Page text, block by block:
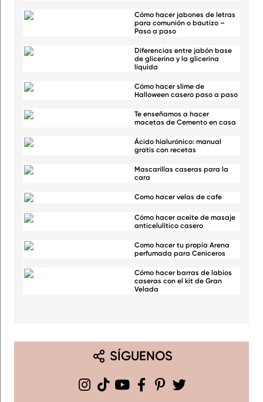
Cómo hacer jabones de letras
para comunión o bautizo –
Paso a paso
Diferencias entre jabón base
de glicerina y la glicerina
líquida
Cómo hacer slime de
Halloween casero paso a paso
Te enseñamos a hacer
macetas de Cemento en casa
Ácido hialurónico: manual
gratis con recetas
Mascarillas caseras para la
cara
Como hacer velas de cafe
Cómo hacer aceite de masaje
anticelulítico casero
Como hacer tu propia Arena
perfumada para Ceniceros
Cómo hacer barras de labios
caseras con el kit de Gran
Velada
SÍGUENOS